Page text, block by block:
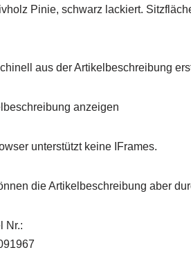
Pinie, schwarz lackiert.
aus der Artikelbeschreibung
anzeigen
unterstützt keine IFrames.
die Artikelbeschreibung aber
Nr.: